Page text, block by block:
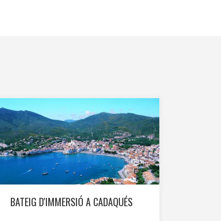
BATEIG D'IMMERSIÓ A CADAQUÉS